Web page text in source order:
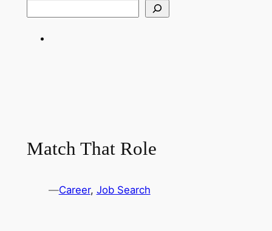
Match That Role
—Career, Job Search